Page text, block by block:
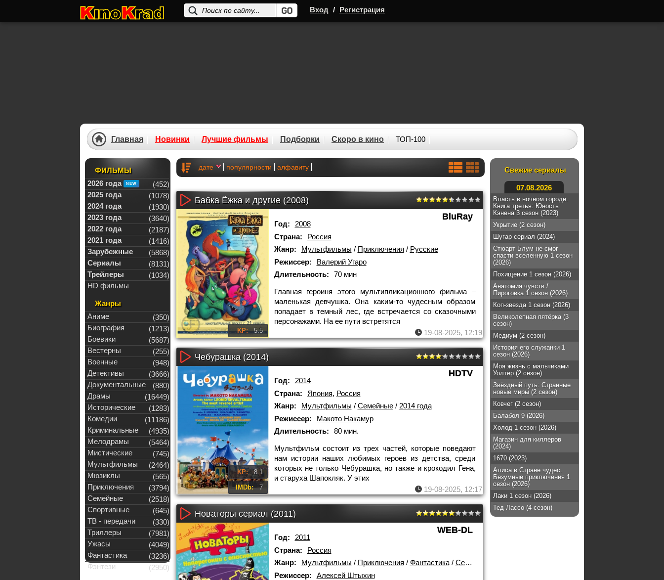
Вход / Регистрация
дате популярности алфавиту
Бабка Ёжка и другие (2008)
KP: 5.5
BluRay
Год:
2008
Страна:
Россия
Жанр:
Мультфильмы / Приключения / Русские
Режиссер:
Валерий Угаро
Длительность:
70 мин
Главная героиня этого мультипликационного фильма –
маленькая девчушка. Она каким-то чудесным образом
попадает в темный лес, где встречается со сказочными
персонажами. На ее пути встретятся
19-08-2025, 12:19
Чебурашка (2014)
KP: 8.1
IMDb: 7
HDTV
Год:
2014
Страна:
Япония, Россия
Жанр:
Мультфильмы / Семейные/ 2014 года
Режиссер:
Макото Накамур
Длительность:
80 мин.
Мультфильм состоит из трех частей, которые поведают
нам истории наших любимых героев из детства, среди
которых не только Чебурашка, но также и крокодил Гена,
и старуха Шапокляк. У этих
19-08-2025, 12:17
Новаторы сериал (2011)
WEB-DL
Год:
2011
Страна:
Россия
Жанр:
Мультфильмы / Приключения / Фантастика/ Сериалы
Режиссер:
Алексей Штыхин
ФИЛЬМЫ
2026 года
(452)
2025 года
(1078)
2024 года
(1930)
2023 года
(3640)
2022 года
(2187)
2021 года
(1416)
Зарубежные
(5868)
Сериалы
(8131)
Трейлеры
(1034)
HD фильмы
Жанры
Аниме
(350)
Биография
(1213)
Боевики
(5687)
Вестерны
(255)
Военные
(948)
Детективы
(3666)
Документальные
(880)
Драмы
(16449)
Исторические
(1283)
Комедии
(11186)
Криминальные
(4935)
Мелодрамы
(5464)
Мистические
(745)
Мультфильмы
(2464)
Мюзиклы
(565)
Приключения
(3794)
Семейные
(2518)
Спортивные
(645)
ТВ - передачи
(330)
Триллеры
(7981)
Ужасы
(4049)
Фантастика
(3236)
Фэнтези
(2950)
Свежие сериалы
07.08.2026
Власть в ночном городе.
Книга третья: Юность
Кэнена 3 сезон (2023)
Укрытие (2 сезон)
Шугар сериал (2024)
Стюарт Блум не смог
спасти вселенную 1 сезон
(2026)
Похищение 1 сезон (2026)
Анатомия чувств /
Пироговка 1 сезон (2026)
Коп-звезда 1 сезон (2026)
Великолепная пятёрка (3
сезон)
Медиум (2 сезон)
История его служанки 1
сезон (2026)
Моя жизнь с мальчиками
Уолтер (2 сезон)
Звёздный путь: Странные
новые миры (2 сезон)
Ковчег (2 сезон)
Балабол 9 (2026)
Холод 1 сезон (2026)
Магазин для киллеров
(2024)
1670 (2023)
Алиса в Стране чудес.
Безумные приключения 1
сезон (2026)
Лаки 1 сезон (2026)
Тед Лассо (4 сезон)
Главная Новинки Лучшие фильмы Подборки Скоро в кино ТОП-100